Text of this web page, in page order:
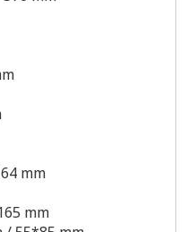
mm
mm